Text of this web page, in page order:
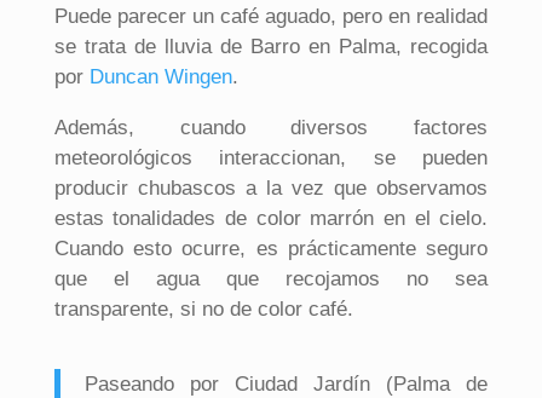
Puede parecer un café aguado, pero en realidad
se trata de lluvia de Barro en Palma, recogida
por Duncan Wingen.
Además, cuando diversos factores
meteorológicos interaccionan, se pueden
producir chubascos a la vez que observamos
estas tonalidades de color marrón en el cielo.
Cuando esto ocurre, es prácticamente seguro
que el agua que recojamos no sea
transparente, si no de color café.
Paseando por Ciudad Jardín (Palma de